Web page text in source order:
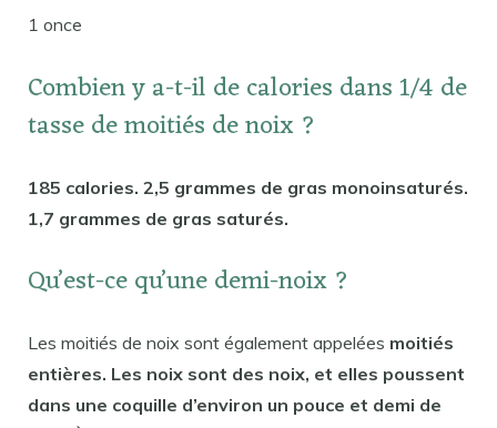
1 once
Combien y a-t-il de calories dans 1/4 de
tasse de moitiés de noix ?
185 calories. 2,5 grammes de gras monoinsaturés.
1,7 grammes de gras saturés.
Qu’est-ce qu’une demi-noix ?
Les moitiés de noix sont également appelées moitiés
entières. Les noix sont des noix, et elles poussent
dans une coquille d’environ un pouce et demi de